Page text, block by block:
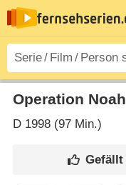
Operation Noah
D1998 (97 Min.)